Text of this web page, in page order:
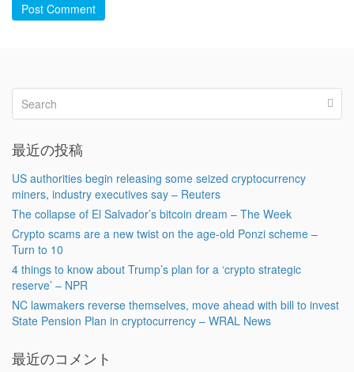
Post Comment
最近の投稿
US authorities begin releasing some seized cryptocurrency
miners, industry executives say – Reuters
The collapse of El Salvador’s bitcoin dream – The Week
Crypto scams are a new twist on the age-old Ponzi scheme –
Turn to 10
4 things to know about Trump’s plan for a ‘crypto strategic
reserve’ – NPR
NC lawmakers reverse themselves, move ahead with bill to invest
State Pension Plan in cryptocurrency – WRAL News
最近のコメント